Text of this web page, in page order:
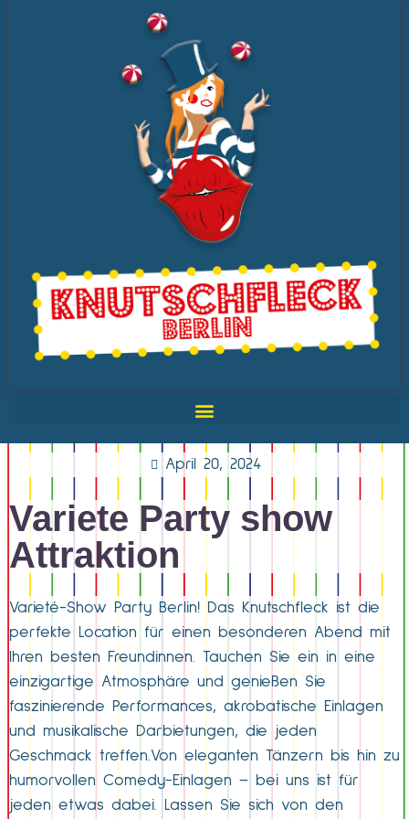
April 20, 2024
Variete Party show
Attraktion
Varieté-Show Party Berlin! Das Knutschfleck ist die
perfekte Location für einen besonderen Abend mit
Ihren besten Freundinnen. Tauchen Sie ein in eine
einzigartige Atmosphäre und genießen Sie
faszinierende Performances, akrobatische Einlagen
und musikalische Darbietungen, die jeden
Geschmack treffen.Von eleganten Tänzern bis hin zu
humorvollen Comedy-Einlagen – bei uns ist für
jeden etwas dabei. Lassen Sie sich von den